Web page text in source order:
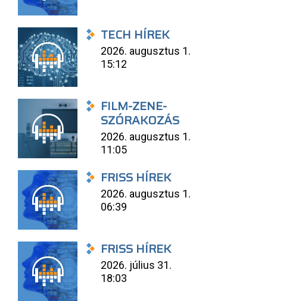
TECH HÍREK
2026. augusztus 1.
15:12
FILM-ZENE-
SZÓRAKOZÁS
2026. augusztus 1.
11:05
FRISS HÍREK
2026. augusztus 1.
06:39
FRISS HÍREK
2026. július 31.
18:03